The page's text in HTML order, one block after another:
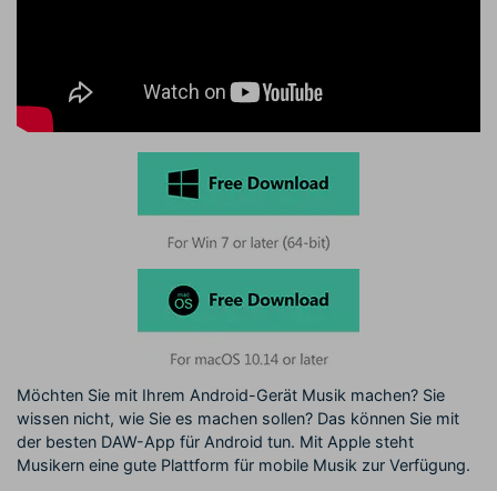
Möchten Sie mit Ihrem Android-Gerät Musik machen? Sie
wissen nicht, wie Sie es machen sollen? Das können Sie mit
der besten DAW-App für Android tun. Mit Apple steht
Musikern eine gute Plattform für mobile Musik zur Verfügung.